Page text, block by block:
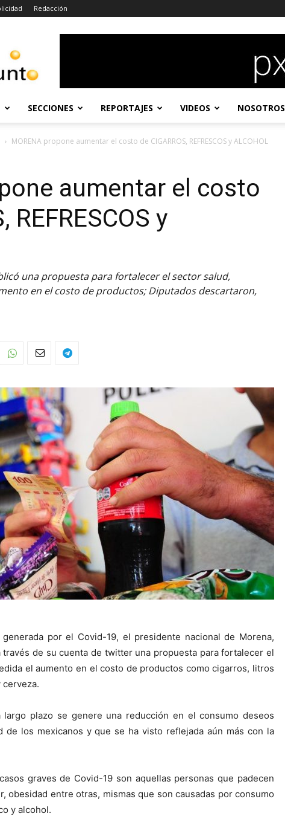
Redacción
SECCIONES REPORTAJES VIDEOS NOSOTROS
MORENA propone aumentar el costo de CIGARROS, REFRESCOS y ALCOHOL
aumentar el costo
REFRESCOS y
una propuesta para fortalecer el sector salud,
en el costo de productos; Diputados descartaron,
por el Covid-19, el presidente nacional de Morena,
de su cuenta de twitter una propuesta para fortalecer el
el aumento en el costo de productos como cigarros, litros
plazo se genere una reducción en el consumo deseos
de los mexicanos y que se ha visto reflejada aún más con la
graves de Covid-19 son aquellas personas que padecen
obesidad entre otras, mismas que son causadas por consumo
y alcohol.